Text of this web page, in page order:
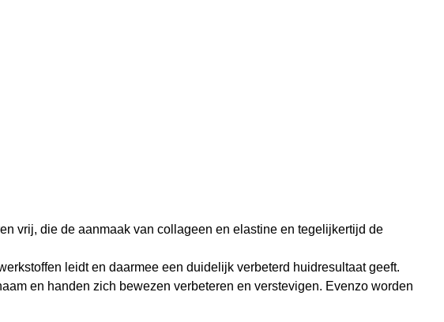
vrij, die de aanmaak van collageen en elastine en tegelijkertijd de
leidt en daarmee een duidelijk verbeterd huidresultaat geeft.
en handen zich bewezen verbeteren en verstevigen. Evenzo worden